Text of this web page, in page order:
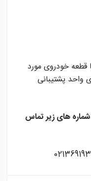
قطعه خودروی مورد
واحد پشتیبانی
شماره های زیر تماس